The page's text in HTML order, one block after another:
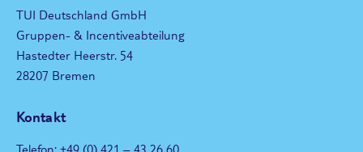
TUI Deutschland GmbH
Gruppen- & Incentiveabteilung
Hastedter Heerstr. 54
28207 Bremen
Kontakt
Telefon: +49 (0) 421 – 43 26 60